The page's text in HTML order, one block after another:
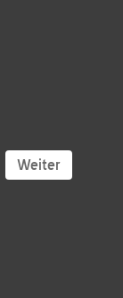
Weiter